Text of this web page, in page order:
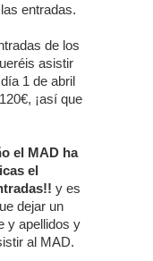
entradas.
de los
asistir
1 de abril
¡así que
el MAD ha
el
y es
dejar un
y apellidos y
al MAD.